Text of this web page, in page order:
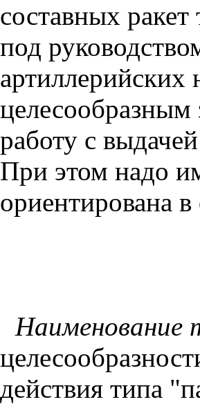
составных
под
работу с
При этом надо
ориентирована
Наименование
действия типа